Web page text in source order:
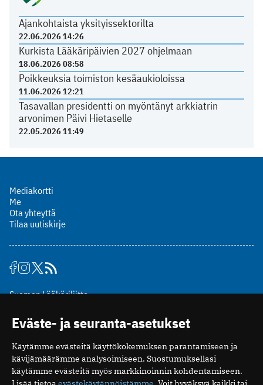
Ajankohtaista yksityissektorilta
22.06.2026 14:26
Kurkista Lääkäripäivien 2027 ohjelmaan
18.06.2026 08:58
Poikkeuksia toimiston kesäaukioloissa
11.06.2026 12:21
Tasavallan presidentti on myöntänyt arkkiatrin
arvonimen Päivi Hietaselle
22.05.2026 11:49
Mediakortti
Me
Ota yhteyttä
Tilaa uutiskirje
Suomen Lääkäriliitto
00510 Helsinki
puh. (09) 393 091
toimitus@potilaanlaakarilehti.fi
ISSN 2323-9476
Eväste- ja seuranta-asetukset
Käytämme evästeitä käyttökokemuksen parantamiseen ja
kävijämäärämme analysoimiseen. Suostumuksellasi
käytämme evästeitä myös markkinoinnin kohdentamiseen.